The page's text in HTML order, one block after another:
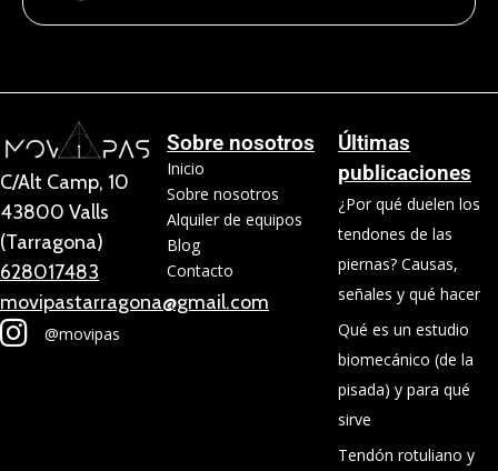
C/Alt Camp, 10
43800 Valls
(Tarragona)
628017483
movipastarragona@gmail.com
@movipas
Sobre nosotros
Inicio
Sobre nosotros
Alquiler de equipos
Blog
Contacto
Últimas
publicaciones
¿Por qué duelen los
tendones de las
piernas? Causas,
señales y qué hacer
Qué es un estudio
biomecánico (de la
pisada) y para qué
sirve
Tendón rotuliano y